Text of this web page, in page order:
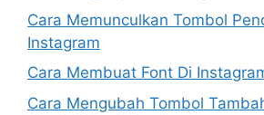
Cara Memunculkan Tombol
Instagram
Cara Membuat Font Di
Cara Mengubah Tombol